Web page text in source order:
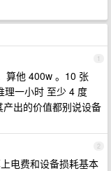
1
算他 400w 。10 张
理一小时 至少 4 度
出的价值都别说设备
2
电费和设备损耗基本